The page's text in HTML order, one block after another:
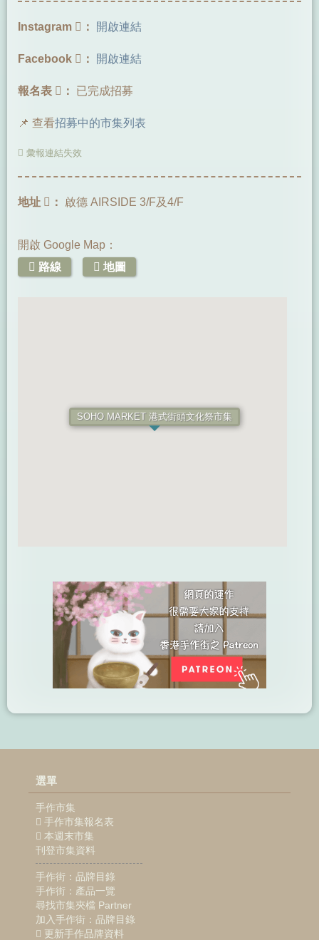
Instagram ： 開啟連結
Facebook ： 開啟連結
報名表 ： 已完成招募
📌 查看招募中的市集列表
彙報連結失效
地址 ： 啟德 AIRSIDE 3/F及4/F
開啟 Google Map：
路線
地圖
SOHO MARKET 港式街頭文化祭市集
選單
手作市集
手作市集報名表
本週末市集
刊登市集資料
手作街：品牌目錄
手作街：產品一覽
尋找市集夾檔 Partner
加入手作街：品牌目錄
更新手作品牌資料